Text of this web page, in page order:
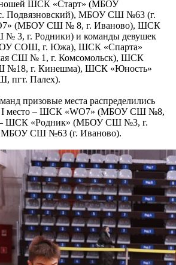
ШСК «Старт» (МБОУ
Подвязновский), МБОУ СШ №63 (г.
(МБОУ СШ № 8, г. Иваново), ШСК
3, г. Родники) и команды девушек
СОШ, г. Южа), ШСК «Спарта»
СШ № 1, г. Комсомольск), ШСК
№18, г. Кинешма), ШСК «Юность»
пгт. Палех).
призовые места распределились
I место – ШСК «WO7» (МБОУ СШ №8,
– ШСК «Родник» (МБОУ СШ №3, г.
МБОУ СШ №63 (г. Иваново).